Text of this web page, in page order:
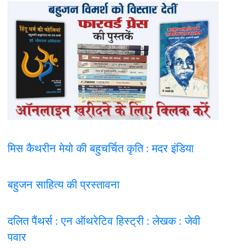
मिस कैथरीन मेयो की बहुचर्चित कृति : मदर इंडिया
बहुजन साहित्य की प्रस्तावना
दलित पैंथर्स : एन ऑथरेटिव हिस्ट्री : लेखक : जेवी
पवार